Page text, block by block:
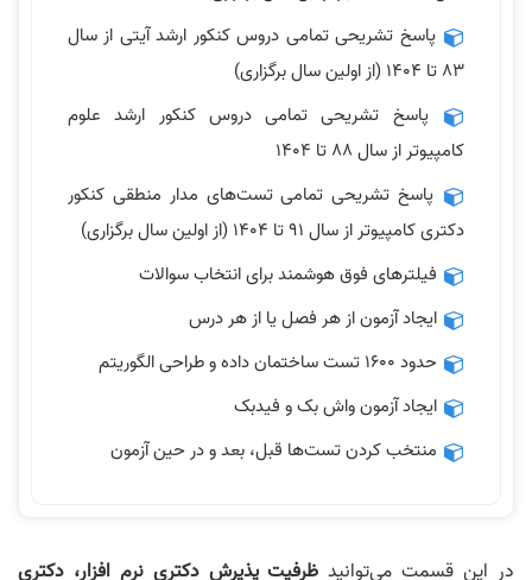
پاسخ تشریحی تمامی دروس کنکور ارشد آیتی از سال
83 تا 1404 (از اولین سال برگزاری)
پاسخ تشریحی تمامی دروس کنکور ارشد علوم
کامپیوتر از سال 88 تا 1404
پاسخ تشریحی تمامی تست‌های مدار منطقی کنکور
دکتری کامپیوتر از سال ٩١ تا ١۴٠۴ (از اولین سال برگزاری)
فیلترهای فوق هوشمند برای انتخاب سوالات
ایجاد آزمون از هر فصل یا از هر درس
حدود 1600 تست ساختمان داده و طراحی الگوریتم
ایجاد آزمون واش بک و فیدبک
منتخب کردن تست‌ها قبل، بعد و در حین آزمون
در این قسمت می‌توانید ظرفیت پذیرش دکتری نرم افزار، دکتری